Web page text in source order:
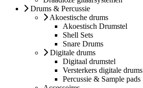
Drums & Percussie
Akoestische drums
Akoestisch Drumstel
Shell Sets
Snare Drums
Digitale drums
Digitaal drumstel
Versterkers digitale drums
Percussie & Sample pads